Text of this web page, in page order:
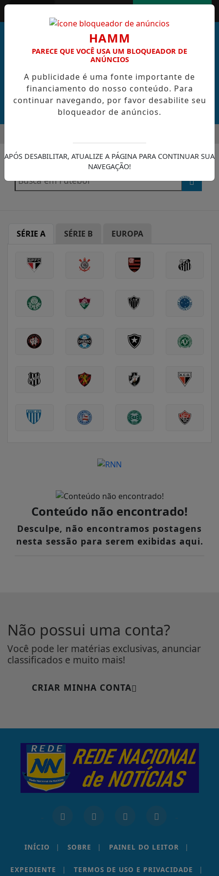
EM ALTA
/ FUTEBOL PARIS SAINT GERMAIN
SÉRIE A SÉRIE B EUROPA
Conteúdo não encontrado!
Desculpe, não encontramos postagens
nesta sessão para serem exibidas aqui.
Não possui uma conta?
Você pode ler matérias exclusivas, anunciar
classificados e muito mais!
CRIAR MINHA CONTA
INÍCIO | SOBRE | PAINEL DO LEITOR |
EXPEDIENTE | TERMOS DE USO E PRIVACIDADE |
HAMM
PARECE QUE VOCÊ USA UM BLOQUEADOR DE
ANÚNCIOS
A publicidade é uma fonte importante de
financiamento do nosso conteúdo. Para
continuar navegando, por favor desabilite seu
bloqueador de anúncios.
APÓS DESABILITAR, ATUALIZE A PÁGINA PARA CONTINUAR SUA
NAVEGAÇÃO!